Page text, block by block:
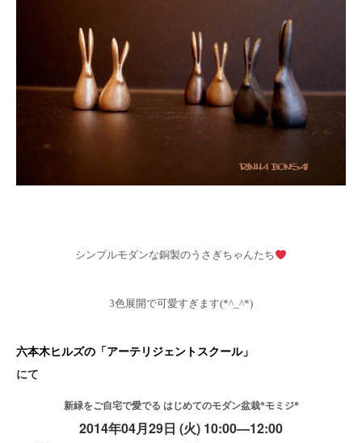
シンプルモダンな銅製のうさぎちゃんたち
3色展開で可愛すぎます(*^_^*)
六本木ヒルズの「アーテリジェントスクール」
にて
新緑をご自宅で愛でる はじめてのモダン盆栽*モミジ*
2014年04月29日 (火) 10:00—12:00